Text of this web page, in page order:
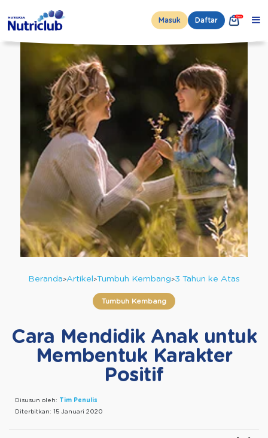
Masuk Daftar
Beranda Artikel Tumbuh Kembang 3 Tahun ke Atas
Tumbuh Kembang
Cara Mendidik Anak untuk
Membentuk Karakter
Positif
Disusun oleh: Tim Penulis
Diterbitkan: 15 Januari 2020